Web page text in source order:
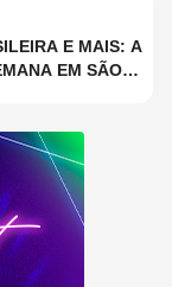
E MAIS: A
EM SÃO